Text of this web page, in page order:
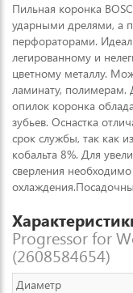
Пильная коронка
ударными дрелями, а
перфораторами.
легированному и
цветному металлу.
ламинату, полимерам.
опилок коронка
зубьев. Оснастка
срок службы, так как
кобальта 8%. Для
сверления
Progressor for
(2608584654)
Диаметр